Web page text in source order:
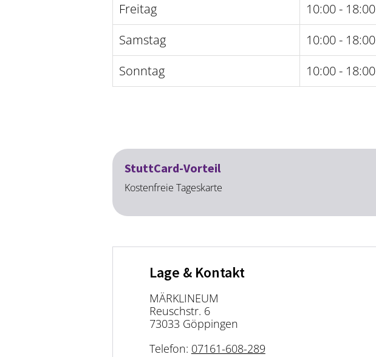
Freitag
10:00 - 18:00
Samstag
10:00 - 18:00
Sonntag
10:00 - 18:00
StuttCard-Vorteil
Kostenfreie Tageskarte
Lage & Kontakt
MÄRKLINEUM
Reuschstr. 6
73033 Göppingen
Telefon: 07161-608-289